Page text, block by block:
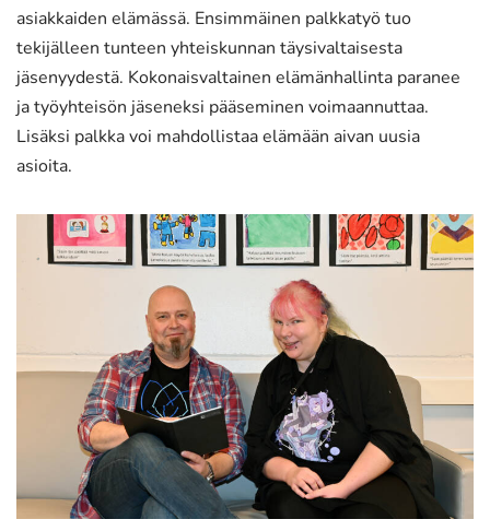
asiakkaiden elämässä. Ensimmäinen palkkatyö tuo
tekijälleen tunteen yhteiskunnan täysivaltaisesta
jäsenyydestä. Kokonaisvaltainen elämänhallinta paranee
ja työyhteisön jäseneksi pääseminen voimaannuttaa.
Lisäksi palkka voi mahdollistaa elämään aivan uusia
asioita.